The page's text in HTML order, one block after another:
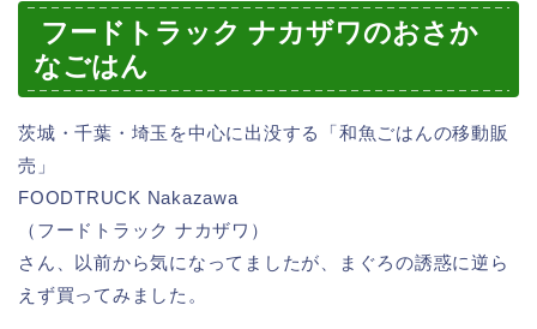
フードトラック ナカザワのおさか
なごはん
茨城・千葉・埼玉を中心に出没する「和魚ごはんの移動販
売」
FOODTRUCK Nakazawa
（フードトラック ナカザワ）
さん、以前から気になってましたが、まぐろの誘惑に逆ら
えず買ってみました。